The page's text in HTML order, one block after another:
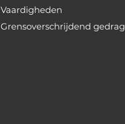
Vaardigheden
Grensoverschrijdend gedrag